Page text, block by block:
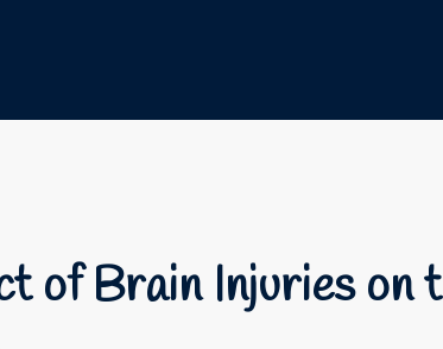
of Brain Injuries on